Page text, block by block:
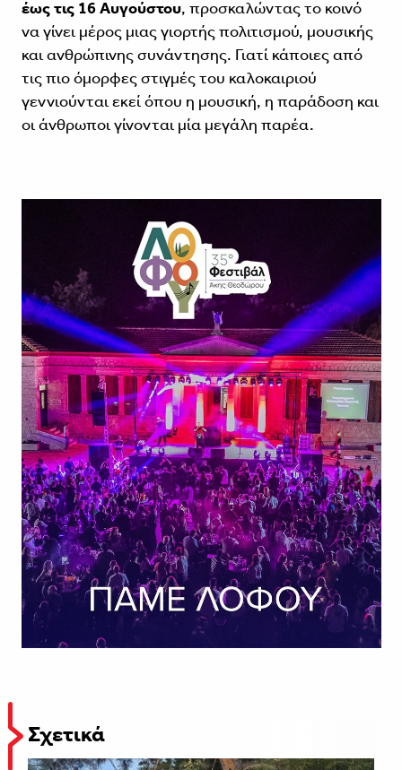
έως τις 16 Αυγούστου, προσκαλώντας το κοινό
να γίνει μέρος μιας γιορτής πολιτισμού, μουσικής
και ανθρώπινης συνάντησης. Γιατί κάποιες από
τις πιο όμορφες στιγμές του καλοκαιριού
γεννιούνται εκεί όπου η μουσική, η παράδοση και
οι άνθρωποι γίνονται μία μεγάλη παρέα.
Σχετικά